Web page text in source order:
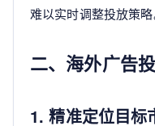
难以实时调整投放策略
二、海外广告
1. 精准定位目标